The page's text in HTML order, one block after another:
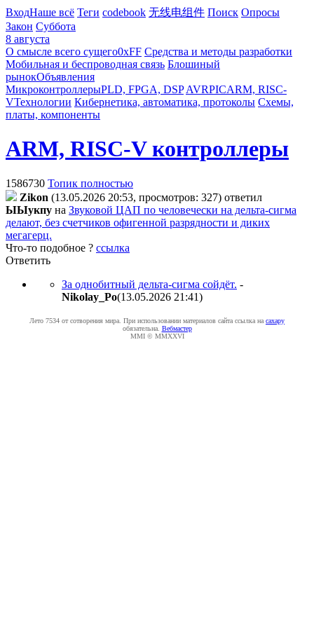
ВходНаше всё Теги codebook 无线电组件 Поиск Опросы
Закон Суббота
8 августа
О смысле всего сущего0xFF Средства и методы разработки
Мобильная и беспроводная связь Блошиный
рынокОбъявления
МикроконтроллерыPLD, FPGA, DSP AVRPICARM, RISC-
VТехнологии Кибернетика, автоматика, протоколы Схемы,
платы, компоненты
ARM, RISC-V контроллеры
1586730 Топик полностью
Zikon (13.05.2026 20:53, просмотров: 327) ответил
ЫЫyкпy на Звуковой ЦАП по человечески на дельта-сигма
делают, без счетчиков офигенной разрядности и диких
мегагерц.
Что-то подобное ? ссылка
Ответить
За однобитный дельта-сигма сойдёт. -
Nikolay_Po(13.05.2026 21:41)
Лето 7534 от сотворения мира. При использовании материалов сайта ссылка на caxapу
обязательна. Вебмастер
MMI © MMXXVI